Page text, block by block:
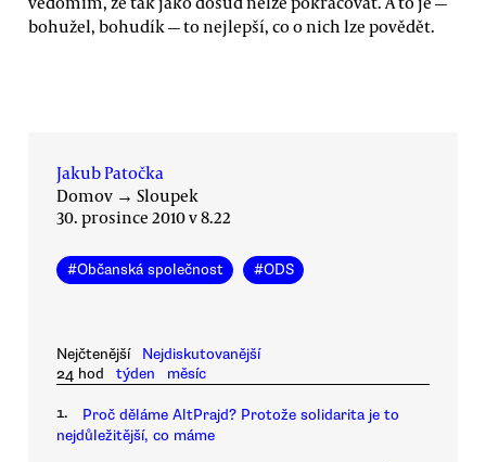
bohužel, bohudík — to nejlepší, co o nich lze povědět.
Jakub Patočka
Domov → Sloupek
30. prosince 2010 v 8.22
#Občanská společnost #ODS
Nejčtenější
Nejdiskutovanější
24 hod
týden měsíc
1.
Proč děláme AltPrajd? Protože solidarita je to
nejdůležitější, co máme